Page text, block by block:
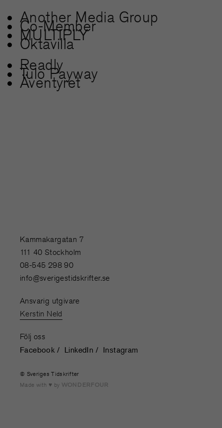
Another Media Group
Co-Member
MULTIPLY
Oktavilla
Readly
Tulo Payway
Äventyret
Kammakargatan 7
111 40 Stockholm
08-545 298 90
info@sverigestidskrifter.se
Ansvarig utgivare
Kerstin Neld
Följ oss
Facebook LinkedIn Instagram
© Sveriges Tidskrifter
Made with
by WONDERFOUR